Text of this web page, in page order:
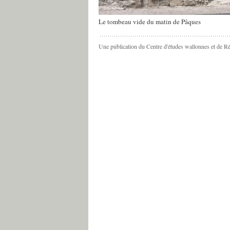
Le tombeau vide du matin de Pâques
Une publication du Centre d'études wallonnes et de